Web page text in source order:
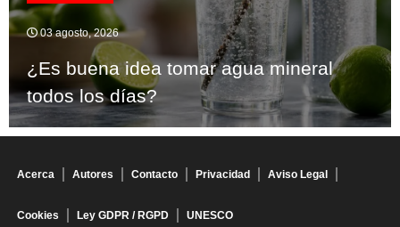
03 agosto, 2026
¿Es buena idea tomar agua mineral
todos los días?
Acerca Autores Contacto Privacidad Aviso Legal
Cookies Ley GDPR / RGPD UNESCO